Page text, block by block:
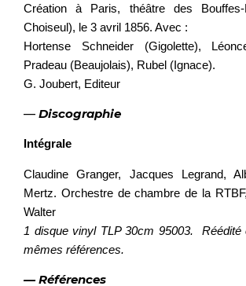
Création à Paris, théâtre des Bouffes-
Choiseul), le 3 avril 1856. Avec :
Hortense Schneider (Gigolette),
Pradeau (Beaujolais), Rubel (Ignace).
G. Joubert, Editeur
— Discographie
Intégrale
Claudine Granger, Jacques Legrand,
Mertz. Orchestre de chambre de la
Walter
1 disque vinyl TLP 30cm 95003.
mêmes références.
— Références